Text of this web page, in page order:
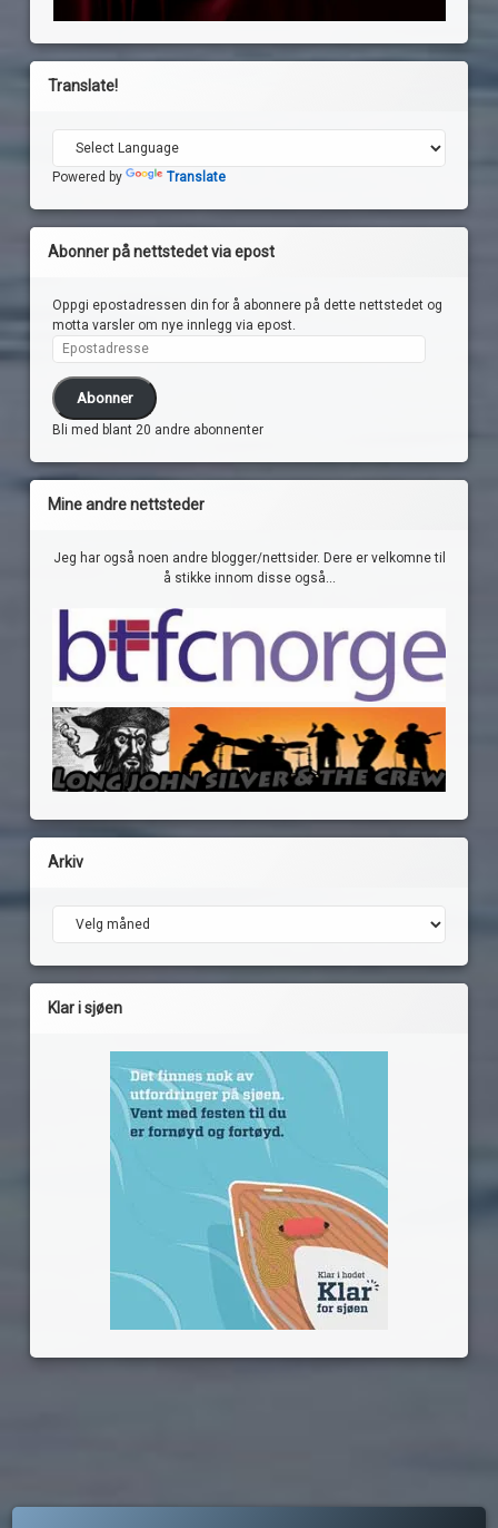
Translate!
Powered by Translate
Abonner på nettstedet via epost
Oppgi epostadressen din for å abonnere på dette nettstedet og
motta varsler om nye innlegg via epost.
Epostadresse
Abonner
Bli med blant 20 andre abonnenter
Mine andre nettsteder
Jeg har også noen andre blogger/nettsider. Dere er velkomne til
å stikke innom disse også...
Arkiv
Klar i sjøen